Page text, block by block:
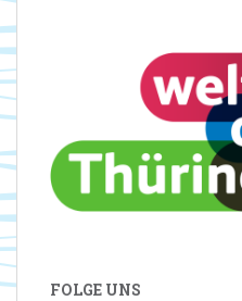
FOLGE UNS